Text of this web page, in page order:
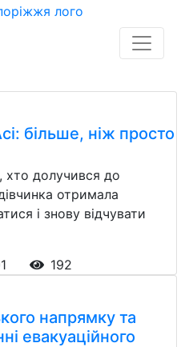
більше, ніж просто
долучився до
отримала
і знову відчувати
192
напрямку та
евакуаційного